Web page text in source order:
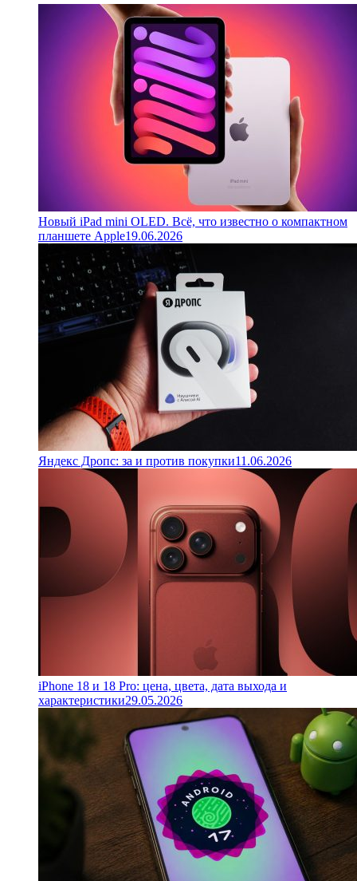
Новый iPad mini OLED. Всё, что известно о компактном
планшете Apple19.06.2026
Яндекс Дропс: за и против покупки11.06.2026
iPhone 18 и 18 Pro: цена, цвета, дата выхода и
характеристики29.05.2026